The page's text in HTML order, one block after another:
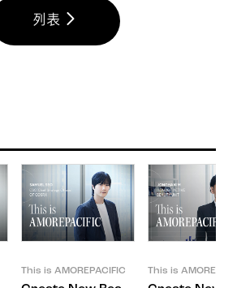
列表
This is AMOREPACIFIC This is